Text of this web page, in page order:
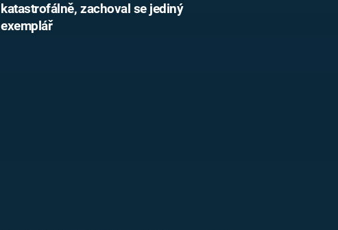
katastrofálně, zachoval se jediný
exemplář